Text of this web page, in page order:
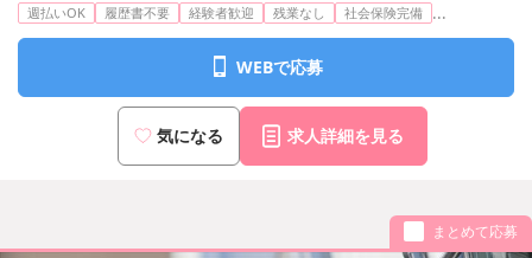
週払いOK 履歴書不要 経験者歓迎 残業なし 社会保険完備 ...
WEBで応募
気になる 求人詳細を見る
まとめて応募